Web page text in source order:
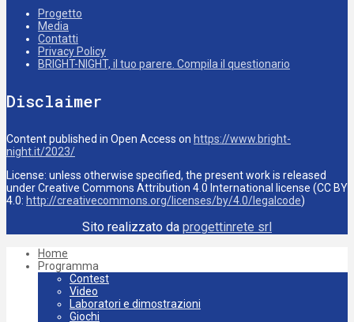
Progetto
Media
Contatti
Privacy Policy
BRIGHT-NIGHT, il tuo parere. Compila il questionario
Disclaimer
Content published in Open Access on https://www.bright-
night.it/2023/
License: unless otherwise specified, the present work is released
under Creative Commons Attribution 4.0 International license (CC BY
4.0: http://creativecommons.org/licenses/by/4.0/legalcode)
Sito realizzato da progettinrete srl
Home
Programma
Contest
Video
Laboratori e dimostrazioni
Giochi